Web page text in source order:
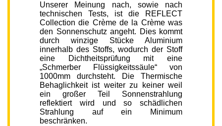
Unserer Meinung nach, sowie nach
technischen Tests, ist die REFLECT
Collection die Crème de la Crème was
den Sonnenschutz angeht. Dies kommt
durch winzige Stücke Aluminium
innerhalb des Stoffs, wodurch der Stoff
eine Dichtheitsprüfung mit eine
„Schmerber Flüssigkeitssäule“ von
1000mm durchsteht. Die Thermische
Behaglichkeit ist weiter zu keiner weil
ein großer Teil Sonnenstrahlung
reflektiert wird und so schädlichen
Strahlung auf ein Minimum
beschränken.